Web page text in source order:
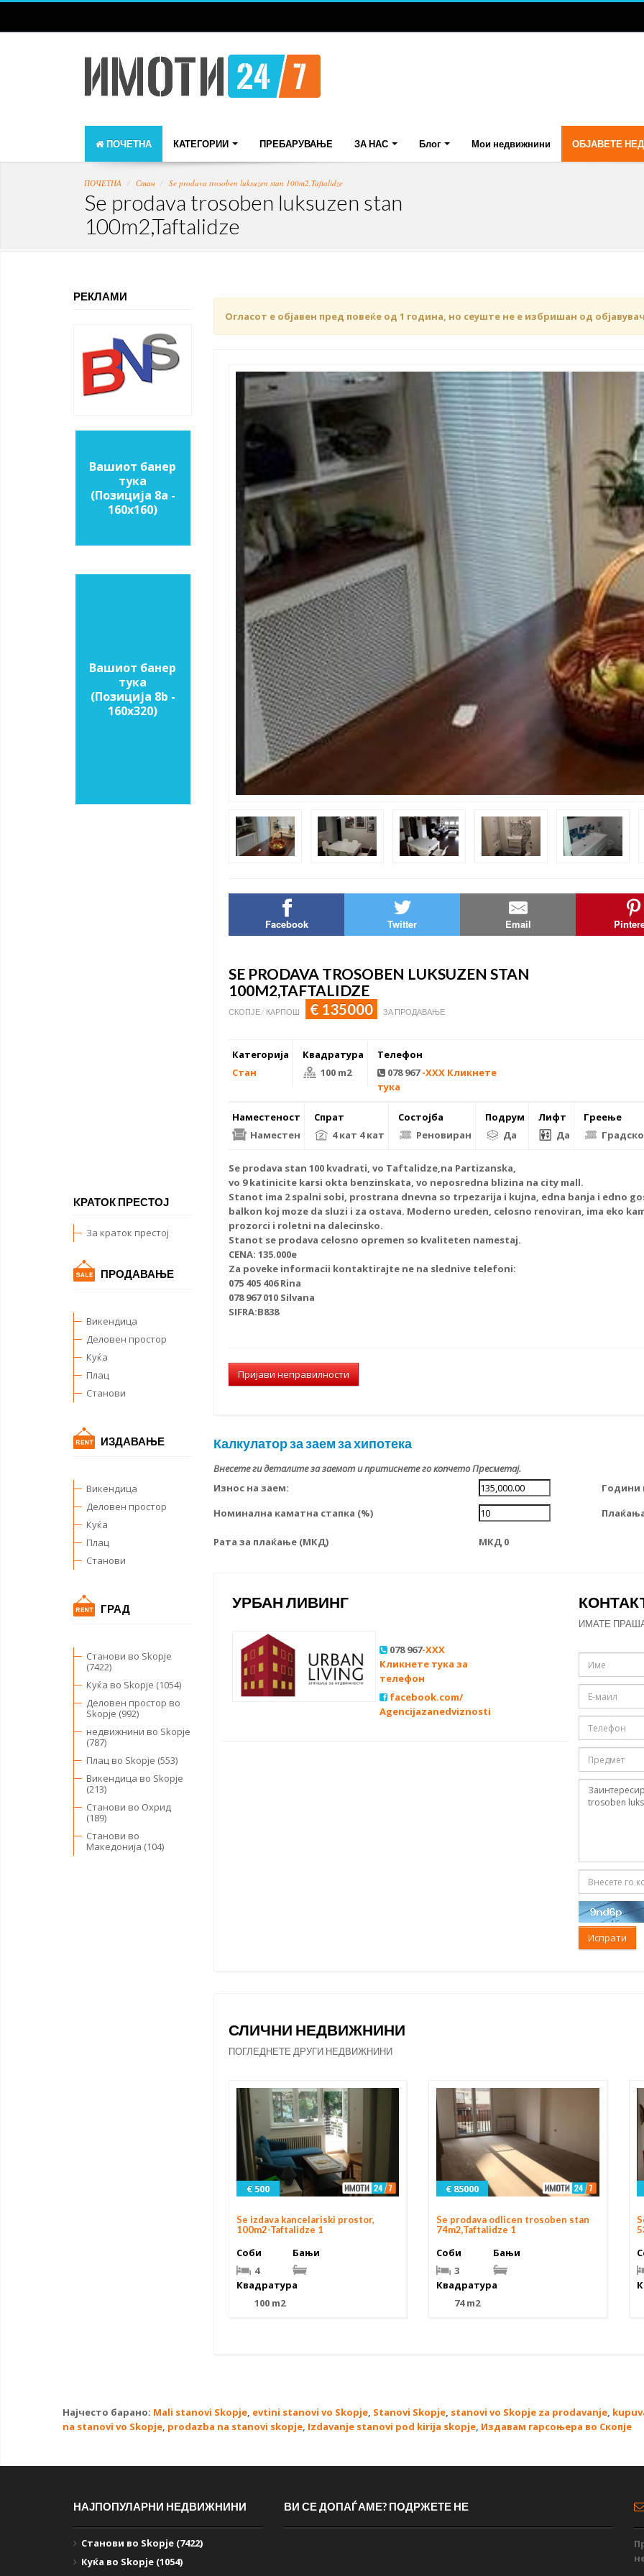
ПОЧЕТНА КАТЕГОРИИ ПРЕБАРУВАЊЕ ЗА НАС Блог Мои недвижнини ОБЈАВЕТЕ
ПОЧЕТНА Стан Se prodava trosoben luksuzen stan 100m2,Taftalidze
Se prodava trosoben luksuzen stan
100m2,Taftalidze
РЕКЛАМИ
Вашиот банер
тука
(Позиција 8a -
160х160)
Вашиот банер
тука
(Позиција 8b -
160х320)
KРАТОК ПРЕСТОЈ
За краток престој
ПРОДАВАЊЕ
Викендица
Деловен простор
Куќа
Плац
Станови
ИЗДАВАЊЕ
Викендица
Деловен простор
Куќа
Плац
Станови
ГРАД
Станови во Skopje
(7422)
Куќа во Skopje (1054)
Деловен простор во
Skopje (992)
недвижнини во Skopje
(787)
Плац во Skopje (553)
Викендица во Skopje
(213)
Станови во Охрид
(189)
Станови во
Македонија (104)
Огласот е објавен пред повеќе од 1 година, но сеуште не е избришан од
Facebook Twitter Email
SE PRODAVA TROSOBEN LUKSUZEN STAN
100M2,TAFTALIDZE
СКОПЈЕ / КАРПОШ € 135000 ЗА ПРОДАВАЊЕ
Категорија
Стан
Квадратура
100 m2
Телефон
078 967-XXX Кликнете
тука
Наместеност
Наместен
Спрат
4 кат 4 кат
Состојба
Реновиран
Подрум
Да
Лифт
Да
Греење
Se prodava stan 100 kvadrati, vo Taftalidze,na Partizanska,
vo 9 katinicite karsi okta benzinskata, vo neposredna blizina na city mall.
Stanot ima 2 spalni sobi, prostrana dnevna so trpezarija i kujna, edna banja i edno
balkon koj moze da sluzi i za ostava. Moderno ureden, celosno renoviran, ima eko
prozorci i roletni na dalecinsko.
Stanot se prodava celosno opremen so kvaliteten namestaj.
CENA: 135.000e
Za poveke informacii kontaktirajte ne na slednive telefoni:
075 405 406 Rina
078 967 010 Silvana
SIFRA:B838
Пријави неправилности
Калкулатор за заем за хипотека
Внесете ги деталите за заемот и притиснете го копчето Пресметај.
Износ на заем:
Години
Номинална каматна стапка (%)
Рата за плаќање (МКД) МКД 0
УРБАН ЛИВИНГ
078 967-XXX
Кликнете тука за
телефон
facebook.com/
Agencijazanedviznosti
ИМАТЕ
Испрати
СЛИЧНИ НЕДВИЖНИНИ
ПОГЛЕДНЕТЕ ДРУГИ НЕДВИЖНИНИ
€ 500
Se izdava kancelariski prostor,
100m2-Taftalidze 1
Соби
4
Бањи
Квадратура
100 m2
€ 85000
Se prodava odlicen trosoben stan
74m2,Taftalidze 1
Соби
3
Бањи
Квадратура
74 m2
Најчесто барано: Mali stanovi Skopje, evtini stanovi vo Skopje, Stanovi Skopje, stanovi vo Skopje za prodavanje,
na stanovi vo Skopje, prodazba na stanovi skopje, Izdavanje stanovi pod kirija skopje, Издавам гарсоњера во Скопје
НАЈПОПУЛАРНИ НЕДВИЖНИНИ
Станови во Skopje (7422)
Куќа во Skopje (1054)
ВИ СЕ ДОПАЃАМЕ? ПОДРЖЕТЕ НЕ